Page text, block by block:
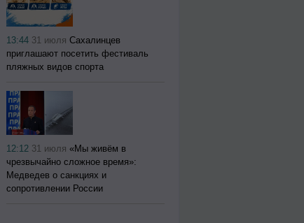
13:44 31 июля Сахалинцев
приглашают посетить фестиваль
пляжных видов спорта
12:12 31 июля «Мы живём в
чрезвычайно сложное время»:
Медведев о санкциях и
сопротивлении России